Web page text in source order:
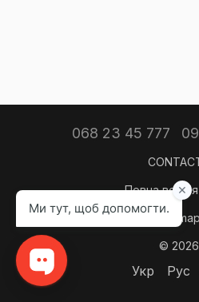
068 23 45 777
Повна
Sitemap
© 2026
Укр Рус